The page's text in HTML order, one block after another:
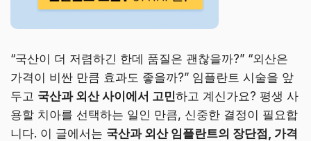
“국산이 더 저렴하긴 한데 품질은 괜찮을까?” “외산은
가격이 비싼 만큼 효과도 좋을까?” 임플란트 시술을 앞
두고 국산과 외산 사이에서 고민하고 계신가요? 평생 사
용할 치아를 선택하는 일인 만큼, 신중한 결정이 필요합
니다. 이 글에서는 국산과 외산 임플란트의 장단점, 가격